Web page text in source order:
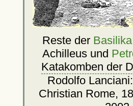
Reste der Basilika
Achilleus und
Katakomben der
Rodolfo
Christian Rome,